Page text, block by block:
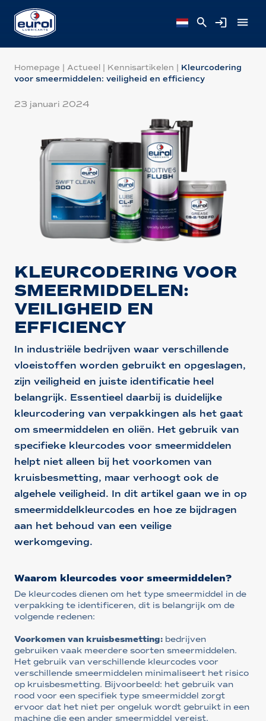
Homepage | Actueel | Kennisartikelen | Kleurcodering
voor smeermiddelen: veiligheid en efficiency
23 januari 2024
KLEURCODERING VOOR
SMEERMIDDELEN:
VEILIGHEID EN
EFFICIENCY
In industriële bedrijven waar verschillende
vloeistoffen worden gebruikt en opgeslagen,
zijn veiligheid en juiste identificatie heel
belangrijk. Essentieel daarbij is duidelijke
kleurcodering van verpakkingen als het gaat
om smeermiddelen en oliën. Het gebruik van
specifieke kleurcodes voor smeermiddelen
helpt niet alleen bij het voorkomen van
kruisbesmetting, maar verhoogt ook de
algehele veiligheid. In dit artikel gaan we in op
smeermiddelkleurcodes en hoe ze bijdragen
aan het behoud van een veilige
werkomgeving.
Waarom kleurcodes voor smeermiddelen?
De kleurcodes dienen om het type smeermiddel in de
verpakking te identificeren, dit is belangrijk om de
volgende redenen:
Voorkomen van kruisbesmetting:bedrijven
gebruiken vaak meerdere soorten smeermiddelen.
Het gebruik van verschillende kleurcodes voor
verschillende smeermiddelen minimaliseert het risico
op kruisbesmetting. Bijvoorbeeld: het gebruik van
rood voor een specifiek type smeermiddel zorgt
ervoor dat het niet per ongeluk wordt gebruikt in een
machine die een ander smeermiddel vereist.